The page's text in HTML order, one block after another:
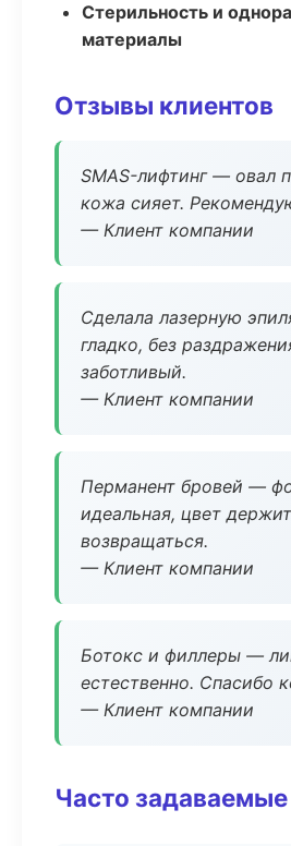
Стерильность и
материалы
Отзывы клиентов
SMAS-лифтинг — овал
кожа сияет.
— Клиент компании
Сделала лазерную
гладко, без
заботливый.
— Клиент компании
Перманент бровей —
идеальная, цвет
возвращаться.
— Клиент компании
Ботокс и филлеры —
естественно. Спасибо
— Клиент компании
Часто